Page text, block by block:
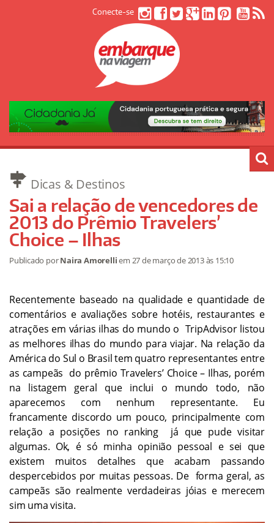
Conecte-se
Dicas & Destinos
Sai a relação de vencedores de
2013 do Prêmio Travelers’
Choice – Ilhas
Publicado porNaira Amorelliem 27 de março de 2013às 15:10
Recentemente baseado na qualidade e quantidade de
comentários e avaliações sobre hotéis, restaurantes e
atrações em várias ilhas do mundo o TripAdvisor listou
as melhores ilhas do mundo para viajar. Na relação da
América do Sul o Brasil tem quatro representantes entre
as campeãs do prêmio Travelers’ Choice – Ilhas, porém
na listagem geral que inclui o mundo todo, não
aparecemos com nenhum representante. Eu
francamente discordo um pouco, principalmente com
relação a posições no ranking já que pude visitar
algumas. Ok, é só minha opinião pessoal e sei que
existem muitos detalhes que acabam passando
despercebidos por muitas pessoas. De forma geral, as
campeãs são realmente verdadeiras jóias e merecem
sim uma visita.